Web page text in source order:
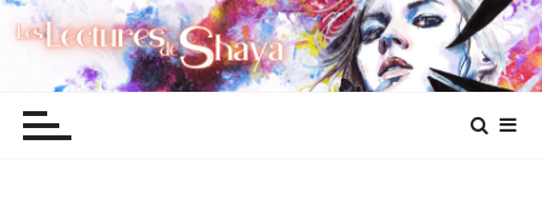
P
Les lectures de Shaya